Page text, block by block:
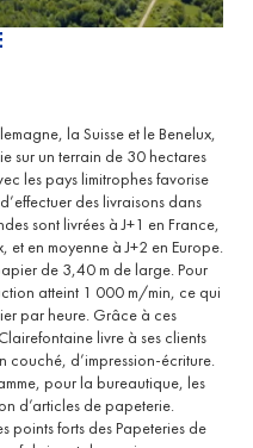
la Suisse et le Benelux,
sur un terrain de 30 hectares
les pays limitrophes favorise
des livraisons dans
sont livrées à J+1 en France,
et en moyenne à J+2 en Europe.
de 3,40 m de large. Pour
atteint 1 000 m/min, ce qui
par heure. Grâce à ces
livre à ses clients
d’impression-écriture.
pour la bureautique, les
d’articles de papeterie.
points forts des Papeteries de